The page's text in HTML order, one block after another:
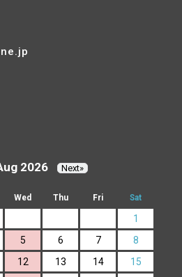
2026 Next»
Wed Thu Fri Sat
1
5 6 7
8
12 13 14
15